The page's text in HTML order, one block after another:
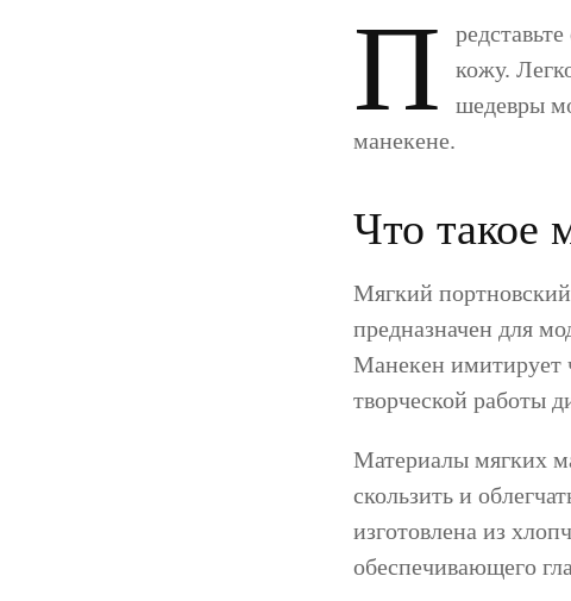
П
кожу.
шедевры
манекене.
Что такое
Мягкий
предназначен для
Манекен имитирует
творческой работы
Материалы мягких
скользить и
изготовлена из
обеспечивающего